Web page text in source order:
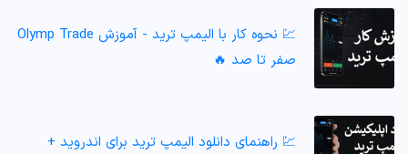
💹 نحوه کار با الیمپ ترید - آموزش Olymp Trade
صفر تا صد 🔥
💹 راهنمای دانلود الیمپ ترید برای اندروید +